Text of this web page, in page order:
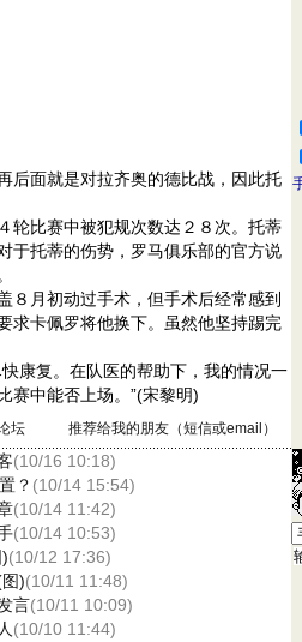
后面就是对拉齐奥的德比战，因此托
比赛中被犯规次数达２８次。托蒂
于托蒂的伤势，罗马俱乐部的官方说
月初动过手术，但手术后经常感到
求卡佩罗将他换下。虽然他坚持踢完
康复。在队医的帮助下，我的情况一
赛中能否上场。”(宋黎明)
坛 推荐给我的朋友（短信或email）
(10/16 10:18)
？ (10/14 15:54)
(10/14 11:42)
(10/14 10:53)
(10/12 17:36)
)(10/11 11:48)
言(10/11 10:09)
(10/10 11:44)